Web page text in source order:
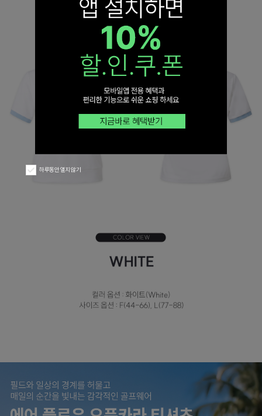
하루동안 열지 않기